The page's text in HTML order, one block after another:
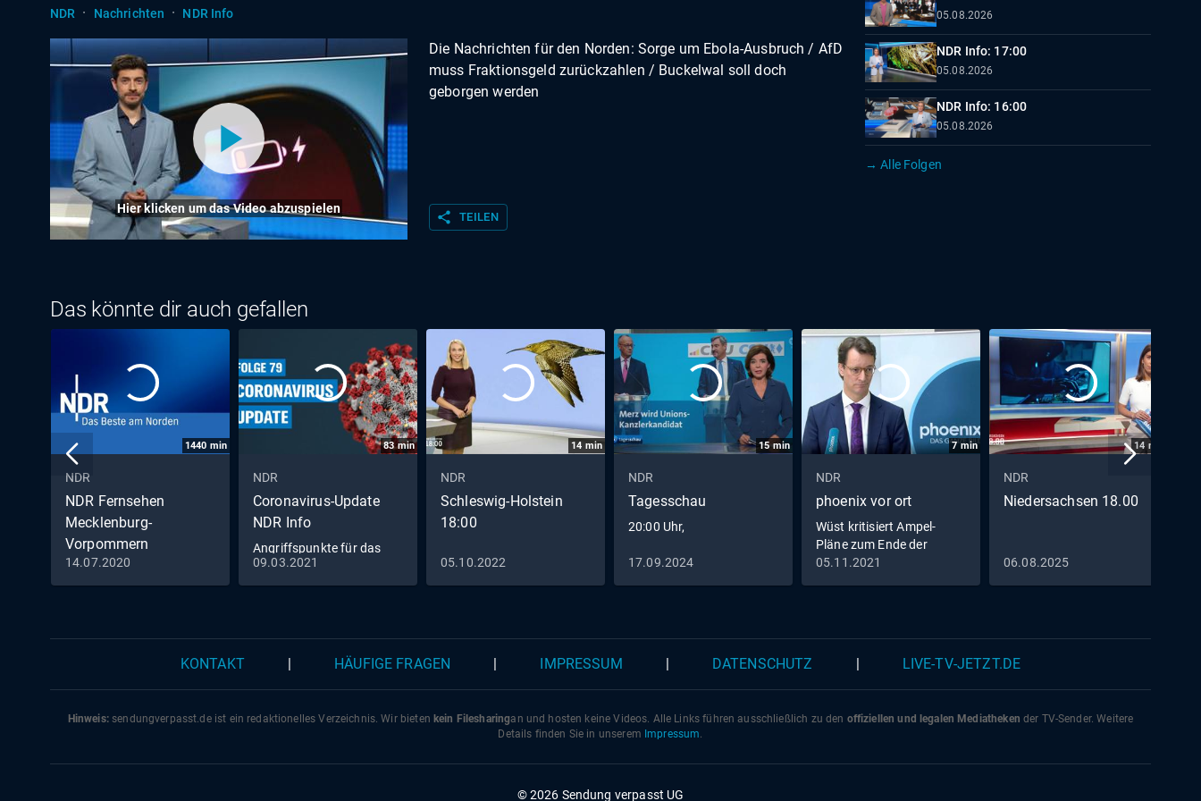
NDR · Nachrichten · NDR Info
Hier klicken um das Video abzuspielen
Die Nachrichten für den Norden: Sorge um Ebola-Ausbruch / AfD
muss Fraktionsgeld zurückzahlen / Buckelwal soll doch
geborgen werden
share TEILEN
05.08.2026
NDR Info: 17:00
05.08.2026
NDR Info: 16:00
05.08.2026
→ Alle Folgen
Das könnte dir auch gefallen
1440 min
NDR
NDR Fernsehen
Mecklenburg-
Vorpommern
Livestream
14.07.2020
83min
NDR
Coronavirus-Update
NDR Info
Angriffspunkte für das
Virus (79)
09.03.2021
14 min
NDR
Schleswig-Holstein
18:00
05.10.2022
15min
NDR
Tagesschau
20:00 Uhr,
17.09.2024
7min
NDR
phoenix vor ort
Wüst kritisiert Ampel-
Pläne zum Ende der
epidemischen Lage
05.11.2021
14 min
NDR
Niedersachsen 18.00
06.08.2025
KONTAKT HÄUFIGE FRAGEN IMPRESSUM DATENSCHUTZ LIVE-TV-JETZT.DE
Hinweis:sendungverpasst.deist ein redaktionelles Verzeichnis. Wir bieten kein Filesharingan und hosten keine Videos. Alle Links führen ausschließlich zu den offiziellen und legalen Mediatheken der TV-Sender. Weitere
Details finden Sie in unserem Impressum.
© 2026 Sendung verpasst UG